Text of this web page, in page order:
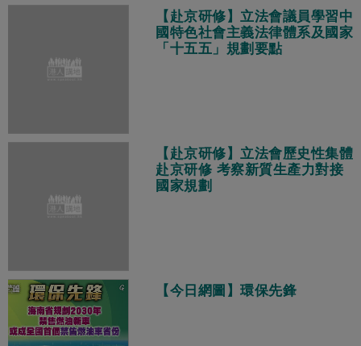
【赴京研修】立法會議員學習中
國特色社會主義法律體系及國家
「十五五」規劃要點
【赴京研修】立法會歷史性集體
赴京研修 考察新質生產力對接
國家規劃
【今日網圖】環保先鋒